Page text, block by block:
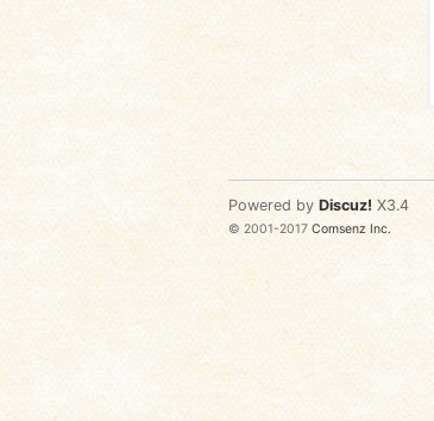
Powered by Discuz! X3.4
© 2001-2017Comsenz Inc.